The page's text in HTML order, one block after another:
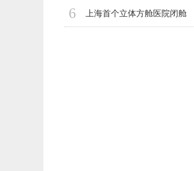
6 上海首个立体方舱医院闭舱